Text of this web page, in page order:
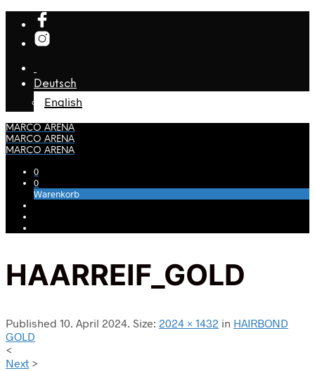
Deutsch
English
MARCO ARENA
MARCO ARENA
MARCO ARENA
0
0
Warenkorb
HAARREIF_GOLD
Published 10. April 2024. Size: 2024 × 1432 in HAIRBOND
GOLD
<
Next >